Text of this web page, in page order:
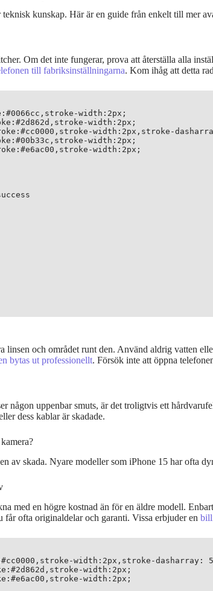
kunskap. Här är en guide från enkelt till mer
Om det inte fungerar, prova att återställa alla
till fabriksinställningarna. Kom ihåg att detta
width:2px;
width:2px;
width:2px,stroke-
width:2px;
width:2px;
och området runt den. Använd aldrig vatten
bytas ut professionellt. Försök inte att öppna
någon uppenbar smuts, är det troligtvis ett
dess kablar är skadade.
av skada. Nyare modeller som iPhone 15 har ofta
med en högre kostnad än för en äldre modell.
ofta originaldelar och garanti. Vissa erbjuder en
width:2px,stroke-dasharray:
width:2px;
width:2px;